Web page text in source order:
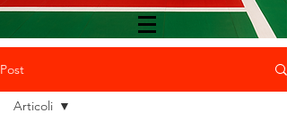
Post
Articoli